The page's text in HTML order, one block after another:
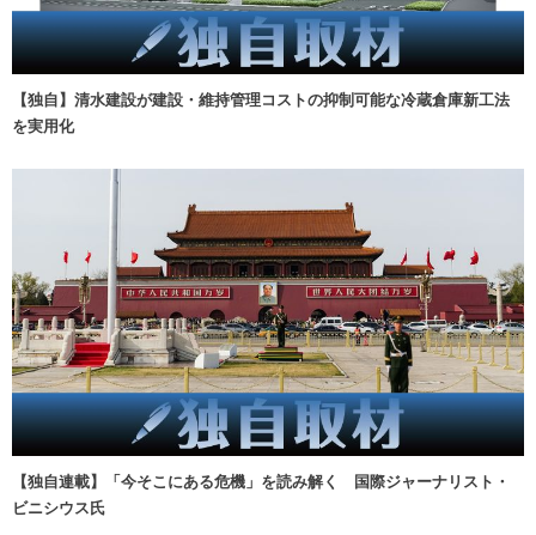
【独自】清水建設が建設・維持管理コストの抑制可能な冷蔵倉庫新工法
を実用化
【独自連載】「今そこにある危機」を読み解く 国際ジャーナリスト・
ビニシウス氏